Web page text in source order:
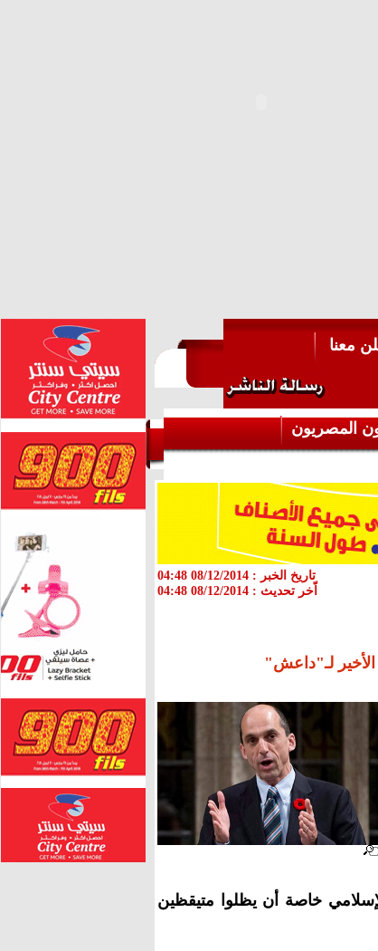
معنا
المصريون
تاريخ الخبر : 08/12/2014 04:48
اّخر تحديث : 08/12/2014 04:48
الأخير لـ"داعش"
خاصة أن يظلوا متيقظين